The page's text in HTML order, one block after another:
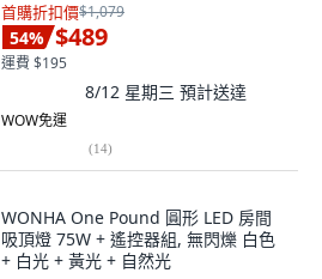
首購折扣價$1,079
54% $489
運費 $195
8/12 星期三 預計送達
WOW免運
(14)
WONHA One Pound 圓形 LED 房間
吸頂燈 75W + 遙控器組, 無閃爍 白色
+ 白光 + 黃光 + 自然光